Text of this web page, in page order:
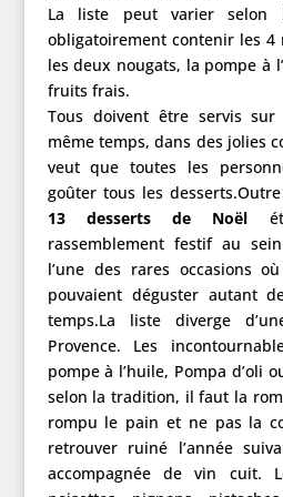
La liste peut varier selon
obligatoirement contenir les 4
les deux nougats, la pompe à
fruits frais.
Tous doivent être servis
même temps, dans des jolies
veut que toutes les
goûter tous les
13 desserts de Noël
rassemblement festif au
l’une des rares occasions
pouvaient déguster autant
temps.La liste diverge
Provence. Les
pompe à l’huile, Pompa d’oli
selon la tradition, il faut la
rompu le pain et ne pas la
retrouver ruiné l’année
accompagnée de vin cuit.